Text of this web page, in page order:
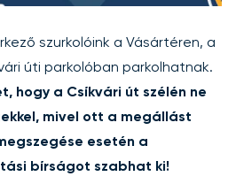
szurkolóink a Vásártéren, a
úti parkolóban parkolhatnak.
hogy a Csíkvári út szélén ne
mivel ott a megállást
esetén a
bírságot szabhat ki!